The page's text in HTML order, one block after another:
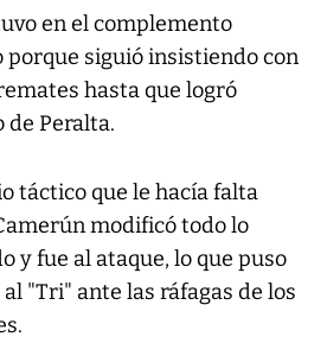
en el complemento
porque siguió insistiendo con
hasta que logró
Peralta.
táctico que le hacía falta
modificó todo lo
y fue al ataque, lo que puso
"Tri" ante las ráfagas de los